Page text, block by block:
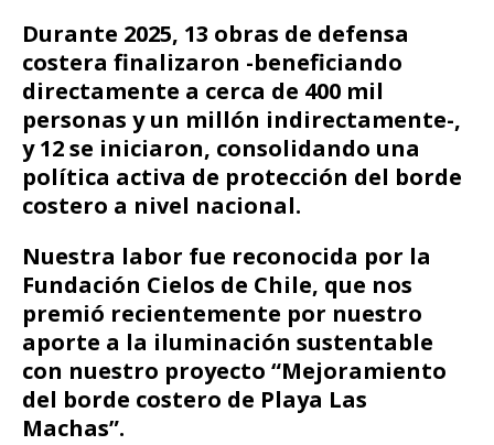
Durante 2025, 13 obras de defensa
costera finalizaron -beneficiando
directamente a cerca de 400 mil
personas y un millón indirectamente-,
y 12 se iniciaron, consolidando una
política activa de protección del borde
costero a nivel nacional.
Nuestra labor fue reconocida por la
Fundación Cielos de Chile, que nos
premió recientemente por nuestro
aporte a la iluminación sustentable
con nuestro proyecto “Mejoramiento
del borde costero de Playa Las
Machas”.